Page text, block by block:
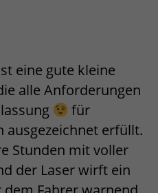
eine gute kleine
alle Anforderungen
für
ausgezeichnet erfüllt.
Stunden mit voller
der Laser wirft ein